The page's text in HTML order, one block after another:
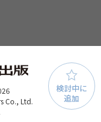
検討中に
追加
Co., Ltd.